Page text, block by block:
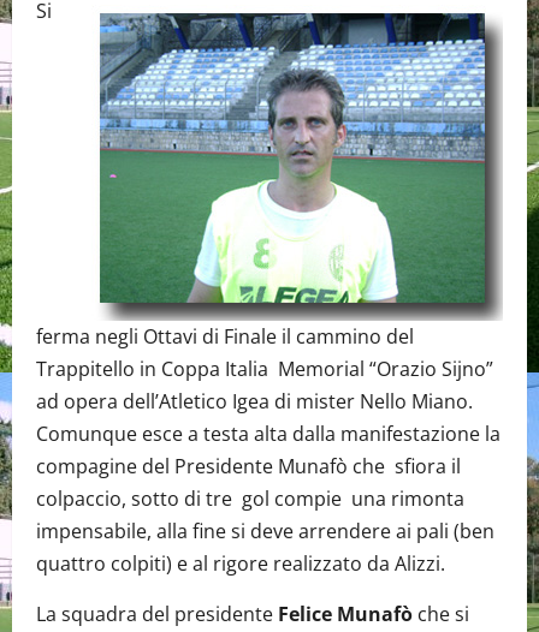
Si
ferma negli Ottavi di Finale il cammino del
Trappitello in Coppa Italia Memorial “Orazio Sijno”
ad opera dell’Atletico Igea di mister Nello Miano.
Comunque esce a testa alta dalla manifestazione la
compagine del Presidente Munafò che sfiora il
colpaccio, sotto di tre gol compie una rimonta
impensabile, alla fine si deve arrendere ai pali (ben
quattro colpiti) e al rigore realizzato da Alizzi.
La squadra del presidente Felice Munafò che si